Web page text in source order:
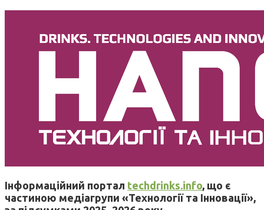
Інформаційний портал techdrinks.info, що є
частиною медіагрупи «Технології та Інновації»,